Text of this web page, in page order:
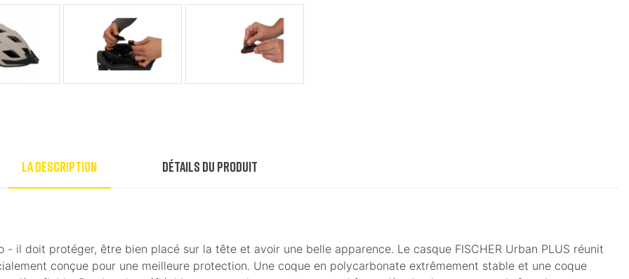
La description Détails du produit
il doit protéger, être bien placé sur la tête et avoir une belle apparence. Le casque FISCHER Urban PLUS réunit
conçue pour une meilleure protection. Une coque en polycarbonate extrêmement stable et une coque